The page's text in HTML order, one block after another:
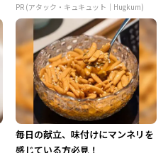
PR (アタック・キュキュット｜Hugkum)
毎日の献立、味付けにマンネリを
感じている方必見！